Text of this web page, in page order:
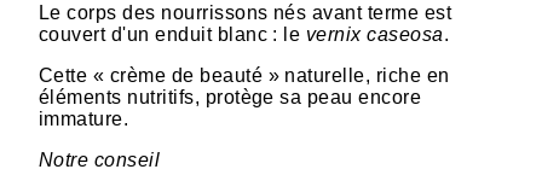
Le corps des nourrissons nés avant terme est
couvert d'un enduit blanc : le vernix caseosa.
Cette « crème de beauté » naturelle, riche en
éléments nutritifs, protège sa peau encore
immature.
Notre conseil